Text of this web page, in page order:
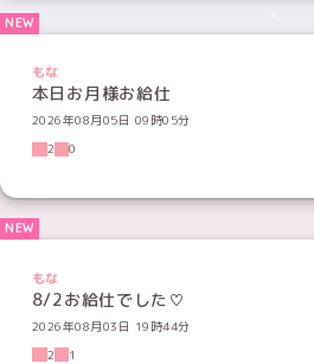
もな
本日お月様お給仕
2026年08月05日 09時05分
2
0
もな
8/2お給仕でした♡
2026年08月03日 19時44分
2
1